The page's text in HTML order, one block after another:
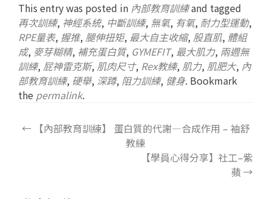
This entry was posted in 內部教育訓練and tagged
再次訓練, 神經系統, 中斷訓練, 無氧, 有氧, 耐力型運動,
RPE量表, 握推, 腿伸扭矩, 最大自主收縮, 股直肌, 體組
成, 麥芽糊精, 補充蛋白質, GYMEFIT, 最大肌力, 兩週無
訓練, 屁神雷克斯, 肌肉尺寸, Rex教練, 肌力, 肌肥大, 內
部教育訓練, 硬舉, 深蹲, 阻力訓練, 健身. Bookmark
the permalink.
←【內部教育訓練】 蛋白質的代謝—合成作用 – 袖舒
教練
【學員心得分享】社工–紫
蘋→